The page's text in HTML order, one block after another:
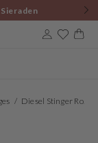
Cart
Diesel Stinger Round Gold Dial Watch DZ4707